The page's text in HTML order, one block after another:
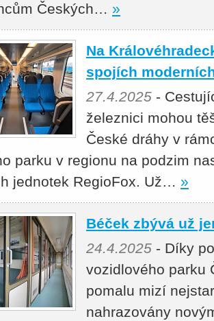
Českých… »
Na
spojích
27.4.2025 -
železnici mohou
České dráhy v
parku v regionu na podzim
jednotek RegioFox. Už… »
Béček zbývá už
24.4.2025 - Díky
vozidlového parku
pomalu mizí
nahrazovány